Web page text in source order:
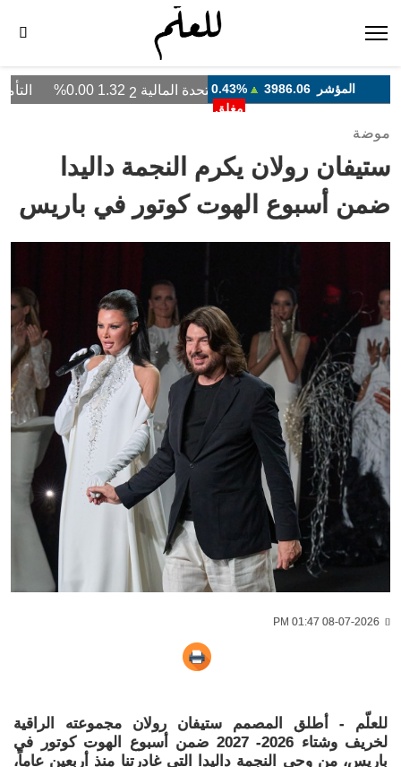
موضة
ستيفان رولان يكرم النجمة داليدا
ضمن أسبوع الهوت كوتور في باريس
للعلّم - أطلق المصمم ستيفان رولان مجموعته الراقية
لخريف وشتاء 2026- 2027 ضمن أسبوع الهوت كوتور في
باريس، من وحي النجمة داليدا التي غادرتنا منذ أربعين عاماً،